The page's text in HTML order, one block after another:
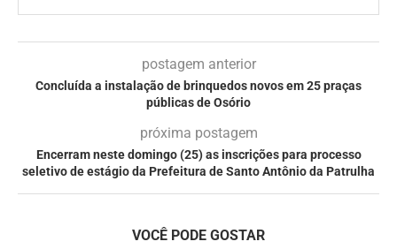
postagem anterior
Concluída a instalação de brinquedos novos em 25 praças
públicas de Osório
próxima postagem
Encerram neste domingo (25) as inscrições para processo
seletivo de estágio da Prefeitura de Santo Antônio da Patrulha
VOCÊ PODE GOSTAR